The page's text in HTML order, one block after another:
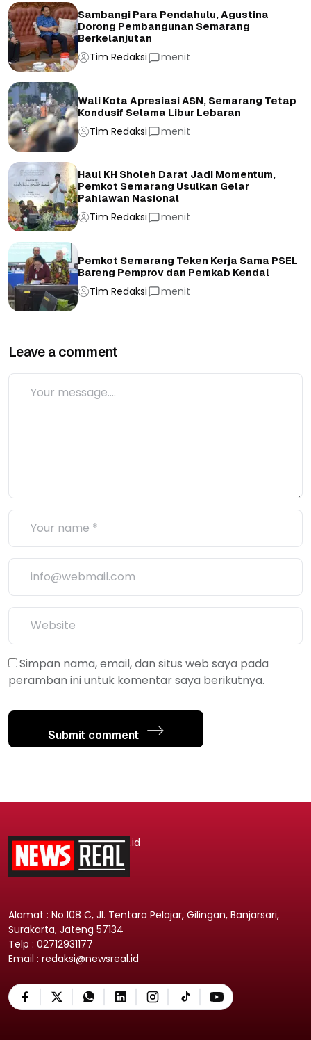
Sambangi Para Pendahulu, Agustina
Dorong Pembangunan Semarang
Berkelanjutan
Tim Redaksi menit
Wali Kota Apresiasi ASN, Semarang Tetap
Kondusif Selama Libur Lebaran
Tim Redaksi menit
Haul KH Sholeh Darat Jadi Momentum,
Pemkot Semarang Usulkan Gelar
Pahlawan Nasional
Tim Redaksi menit
Pemkot Semarang Teken Kerja Sama PSEL
Bareng Pemprov dan Pemkab Kendal
Tim Redaksi menit
Leave a comment
Simpan nama, email, dan situs web saya pada
peramban ini untuk komentar saya berikutnya.
Submit comment
.id
Alamat : No.108 C, Jl. Tentara Pelajar, Gilingan, Banjarsari,
Surakarta, Jateng 57134
Telp : 02712931177
Email : redaksi@newsreal.id